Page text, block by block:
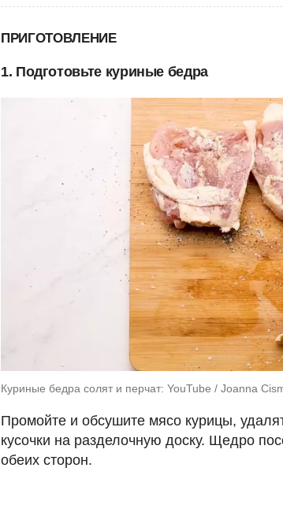
ПРИГОТОВЛЕНИЕ
1. Подготовьте куриные бедра
Куриные бедра солят и перчат: YouTube / Joanna
Промойте и обсушите мясо курицы,
кусочки на разделочную доску. Щедро
обеих сторон.